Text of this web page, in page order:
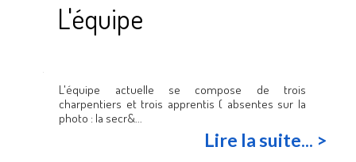
L'équipe
L'équipe actuelle se compose de trois
charpentiers et trois apprentis ( absentes sur la
photo : la secr&...
Lire la suite... >